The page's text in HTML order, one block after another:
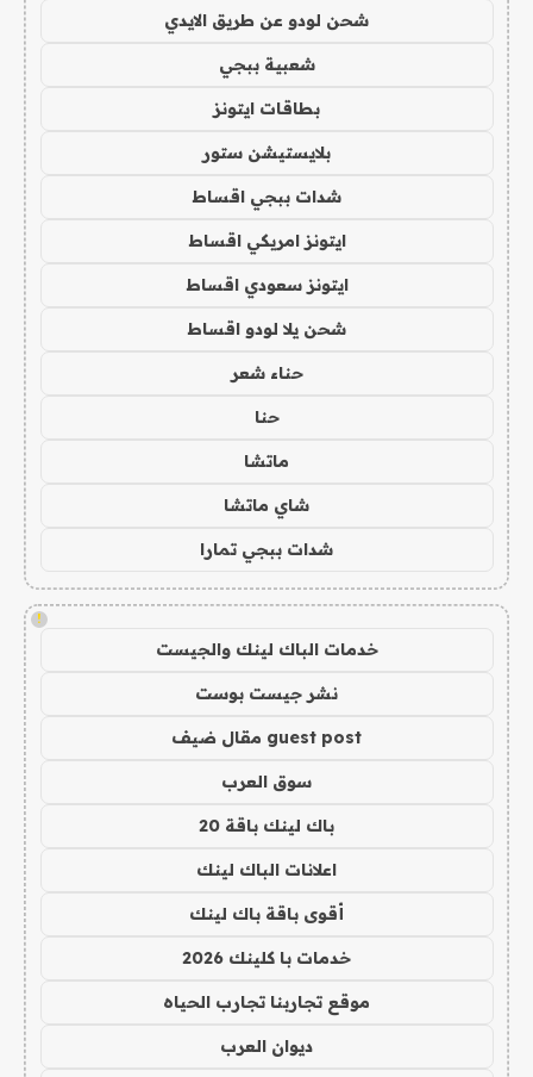
شحن لودو عن طريق الايدي
شعبية ببجي
بطاقات ايتونز
بلايستيشن ستور
شدات ببجي اقساط
ايتونز امريكي اقساط
ايتونز سعودي اقساط
شحن يلا لودو اقساط
حناء شعر
حنا
ماتشا
شاي ماتشا
شدات ببجي تمارا
!
خدمات الباك لينك والجيست
نشر جيست بوست
guest post مقال ضيف
سوق العرب
باك لينك باقة 20
اعلانات الباك لينك
أقوى باقة باك لينك
خدمات با كلينك 2026
موقع تجاربنا تجارب الحياه
ديوان العرب